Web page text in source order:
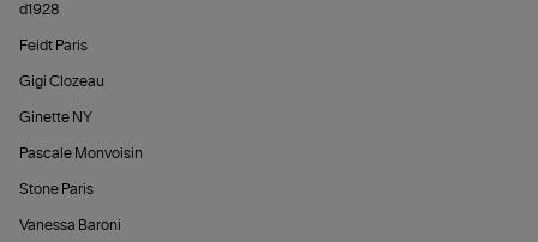
d1928
Feidt Paris
Gigi Clozeau
Ginette NY
Pascale Monvoisin
Stone Paris
Vanessa Baroni